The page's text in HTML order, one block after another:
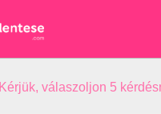
Kérjük, válaszoljon 5